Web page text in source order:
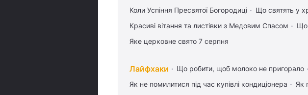
Коли Успіння Пресвятої Богородиці
Що святять у
Красиві вітання та листівки з Медовим Спасом
Що
Яке церковне свято 7 серпня
Лайфхаки Що робити, щоб молоко не пригорало
Як не помилитися під час купівлі кондиціонера
Як